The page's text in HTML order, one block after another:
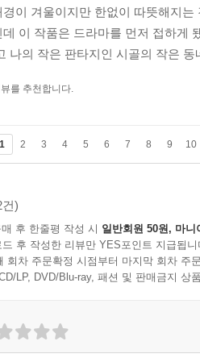
경이 겨울이지만 한없이 따뜻해지
데 이 작품은 드라마를 먼저 접하게
나의 작은 판타지인 시골의 작은
를 추천합니다.
1 2 3 4 5 6 7 8 9 10
건)
후 한줄평 작성 시 일반회원 50원, 마니
후 작성한 리뷰만 YES포인트 지급됩니
회차 주문확정 시점부터 마지막 회차 주
LP, DVD/Blu-ray, 패션 및 판매금지 상